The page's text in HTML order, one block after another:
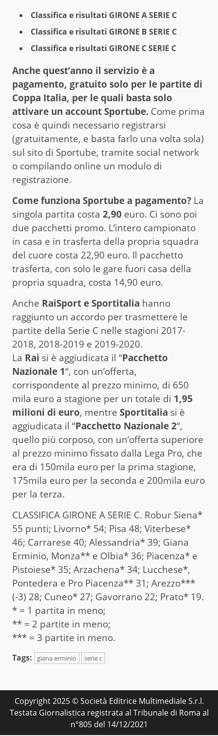
Classifica e risultati GIRONE A SERIE C
Classifica e risultati GIRONE B SERIE C
Classifica e risultati GIRONE C SERIE C
Anche quest’anno il servizio è a
pagamento, gratuito solo per le partite di
Coppa Italia, per le quali basta solo
attivare un account Sportube. Come prima
cosa è quindi necessario registrarsi
(gratuitamente, e basta farlo una volta sola)
sul sito di Sportube, tramite social network
o compilando online un modulo di
registrazione.
Come funziona Sportube a pagamento? La
singola partita costa 2,90 euro. Ci sono poi
due pacchetti promo. L’intero campionato
in casa e in trasferta della propria squadra
del cuore costa 22,90 euro. Il pacchetto
trasferta, con solo le gare fuori casa della
propria squadra, costa 14,90 euro.
Anche RaiSport e Sportitalia hanno
raggiunto un accordo per trasmettere le
partite della Serie C nelle stagioni 2017-
2018, 2018-2019 e 2019-2020.
La Rai si è aggiudicata il “Pacchetto
Nazionale 1“, con un’offerta,
corrispondente al prezzo minimo, di 650
mila euro a stagione per un totale di 1,95
milioni di euro, mentre Sportitalia si è
aggiudicata il “Pacchetto Nazionale 2“,
quello più corposo, con un’offerta superiore
al prezzo minimo fissato dalla Lega Pro, che
era di 150mila euro per la prima stagione,
175mila euro per la seconda e 200mila euro
per la terza.
CLASSIFICA GIRONE A SERIE C. Robur Siena*
55 punti; Livorno* 54; Pisa 48; Viterbese*
46; Carrarese 40; Alessandria* 39; Giana
Erminio, Monza** e Olbia* 36; Piacenza* e
Pistoiese* 35; Arzachena* 34; Lucchese*,
Pontedera e Pro Piacenza** 31; Arezzo***
(-3) 28; Cuneo* 27; Gavorrano 22; Prato* 19.
* = 1 partita in meno;
** = 2 partite in meno;
*** = 3 partite in meno.
Tags: giana erminio serie c
Copyright 2025 © Società Editrice Multimediale S.r.l.
Testata Giornalistica registrata al Tribunale di Roma al
n°805 del 14/12/2021